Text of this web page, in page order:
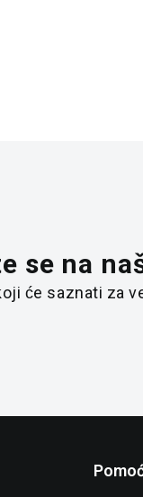
se na
će saznati za